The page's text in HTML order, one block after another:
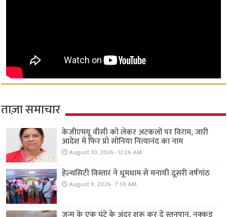
ताज़ा समाचार
केजीएमयू वीसी को लेकर अटकलों पर विराम, जारी
आदेश में फिर प्रो सोनिया नित्यानंद का नाम
August 10, 2026- 12:26 AM
हेल्थसिटी विस्तार ने धूमधाम से मनायी दूसरी वर्षगांठ
August 9, 2026- 7:59 AM